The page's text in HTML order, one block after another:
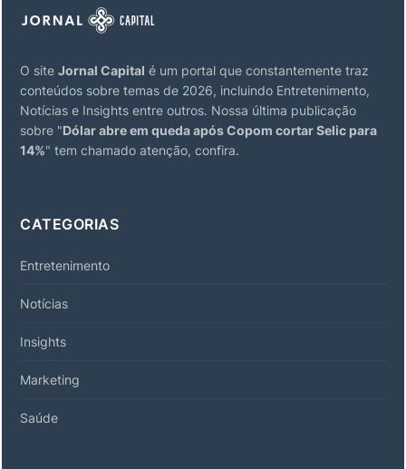
O site Jornal Capital é um portal que constantemente traz
conteúdos sobre temas de 2026, incluindo Entretenimento,
Notícias e Insights entre outros. Nossa última publicação
sobre "Dólar abre em queda após Copom cortar Selic para
14%" tem chamado atenção, confira.
CATEGORIAS
Entretenimento
Notícias
Insights
Marketing
Saúde